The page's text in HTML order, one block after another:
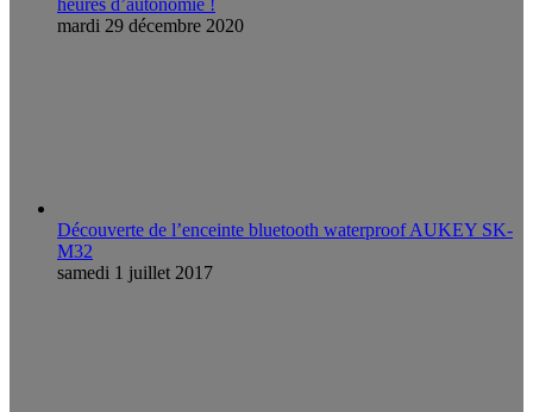
heures d’autonomie !
mardi 29 décembre 2020
Découverte de l’enceinte bluetooth waterproof AUKEY SK-
M32
samedi 1 juillet 2017